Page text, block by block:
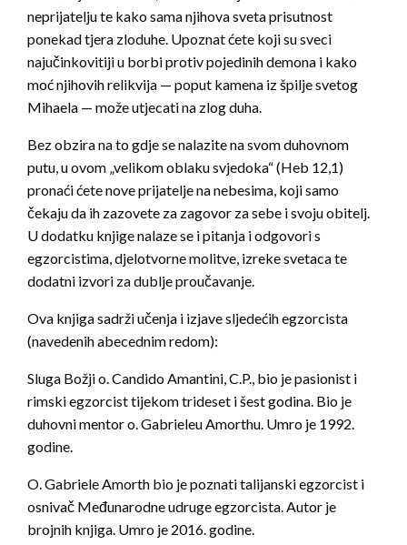
neprijatelju te kako sama njihova sveta prisutnost
ponekad tjera zloduhe. Upoznat ćete koji su sveci
najučinkovitiji u borbi protiv pojedinih demona i kako
moć njihovih relikvija — poput kamena iz špilje svetog
Mihaela — može utjecati na zlog duha.
Bez obzira na to gdje se nalazite na svom duhovnom
putu, u ovom „velikom oblaku svjedoka“ (Heb 12,1)
pronaći ćete nove prijatelje na nebesima, koji samo
čekaju da ih zazovete za zagovor za sebe i svoju obitelj.
U dodatku knjige nalaze se i pitanja i odgovori s
egzorcistima, djelotvorne molitve, izreke svetaca te
dodatni izvori za dublje proučavanje.
Ova knjiga sadrži učenja i izjave sljedećih egzorcista
(navedenih abecednim redom):
Sluga Božji o. Candido Amantini, C.P., bio je pasionist i
rimski egzorcist tijekom trideset i šest godina. Bio je
duhovni mentor o. Gabrieleu Amorthu. Umro je 1992.
godine.
O. Gabriele Amorth bio je poznati talijanski egzorcist i
osnivač Međunarodne udruge egzorcista. Autor je
brojnih knjiga. Umro je 2016. godine.